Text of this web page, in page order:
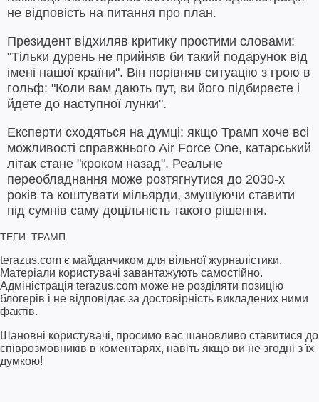
не відповість на питання про план.
Президент відхиляв критику простими словами:
"Тільки дурень не прийняв би такий подарунок від
імені нашої країни". Він порівняв ситуацію з грою в
гольф: "Коли вам дають пут, ви його підбираєте і
йдете до наступної лунки".
Експерти сходяться на думці: якщо Трамп хоче всі
можливості справжнього Air Force One, катарський
літак стане "кроком назад". Реальне
переобладнання може розтягнутися до 2030-х
років та коштувати мільярди, змушуючи ставити
під сумнів саму доцільність такого рішення.
ТЕГИ: ТРАМП
terazus.com є майданчиком для вільної журналістики.
Матеріали користувачі завантажують самостійно.
Адміністрація terazus.com може не розділяти позицію
блогерів і не відповідає за достовірність викладених ними
фактів.
Шановні користувачі, просимо вас шановливо ставитися до
співрозмовників в коментарях, навіть якщо ви не згодні з їх
думкою!